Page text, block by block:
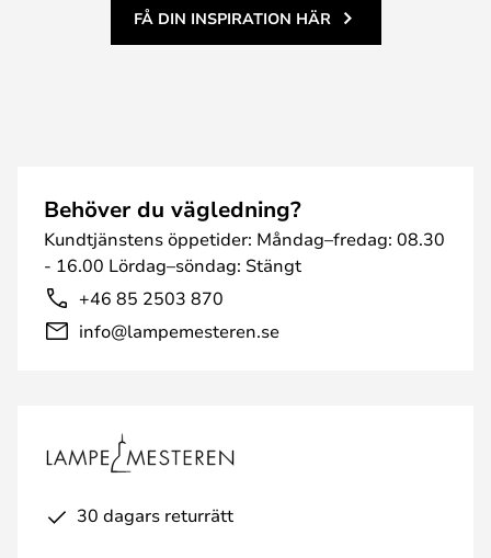
FÅ DIN INSPIRATION HÄR
Behöver du vägledning?
Kundtjänstens öppetider: Måndag–fredag: 08.30
- 16.00 Lördag–söndag: Stängt
+46 85 2503 870
info@lampemesteren.se
30 dagars returrätt